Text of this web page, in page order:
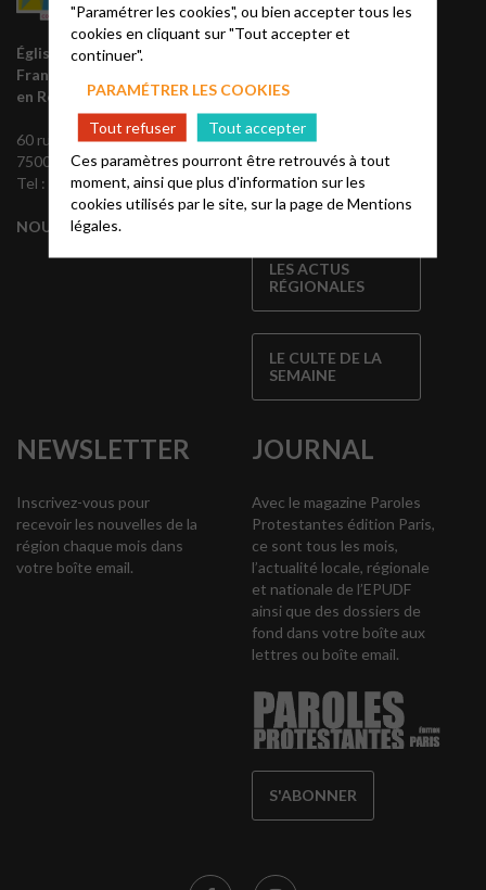
Église protestante unie de
France
en Région parisienne
60 rue Rodier
75009 Paris
Tel : 01 45 35 63 00
NOUS CONTACTER
Chaque semaine, restez
informés de l’actualité de la
protestante.
LES ACTUS
RÉGIONALES
LE CULTE DE LA
SEMAINE
NEWSLETTER
Inscrivez-vous pour
recevoir les nouvelles de la
région chaque mois dans
votre boîte email.
JOURNAL
Avec le magazine Paroles
Protestantes édition Paris,
ce sont tous les mois,
l’actualité locale, régionale
et nationale de l’EPUDF
ainsi que des dossiers de
fond dans votre boîte aux
lettres ou boîte email.
S'ABONNER
"Paramétrer les cookies", ou bien accepter tous les
cookies en cliquant sur "Tout accepter et
continuer".
PARAMÉTRER LES COOKIES
Tout refuser
Tout accepter
Ces paramètres pourront être retrouvés à tout
moment, ainsi que plus d'information sur les
cookies utilisés par le site, sur la page deMentions
légales.